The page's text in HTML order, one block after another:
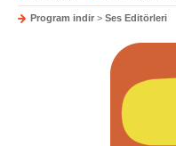
Program indir > Ses Editörleri